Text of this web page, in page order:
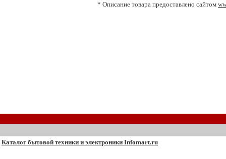
* Описание товара предоставлено сайтом
Каталог бытовой техники и электроники Infomart.ru